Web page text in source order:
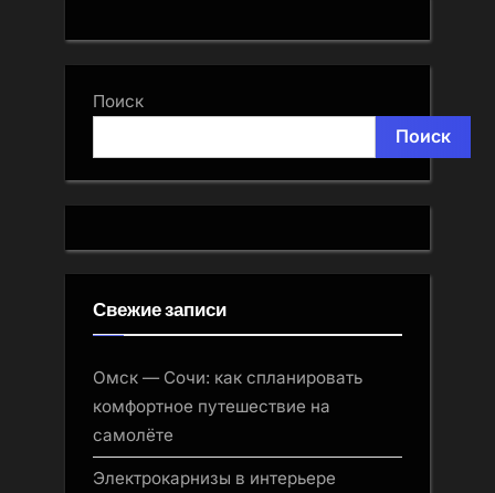
Поиск
Поиск
Свежие записи
Омск — Сочи: как спланировать
комфортное путешествие на
самолёте
Электрокарнизы в интерьере